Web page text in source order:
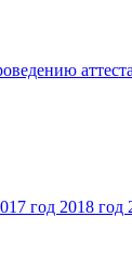
год 2018 год